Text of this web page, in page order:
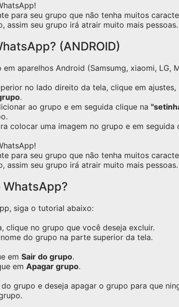
para seu grupo que não tenha muitos
assim seu grupo irá atrair muito mais pessoas.
(ANDROID)
aparelhos Android (Samsumg, xiaomi, LG,
no lado direito da tela, clique em
.
ao grupo e em seguida clique na
colocar uma imagem no grupo e em seguida
para seu grupo que não tenha muitos
assim seu grupo irá atrair muito mais pessoas.
siga o tutorial abaixo:
clique no grupo que você deseja excluir.
do grupo na parte superior da tela.
em Sair do grupo.
em Apagar grupo.
grupo e deseja apagar o grupo para que